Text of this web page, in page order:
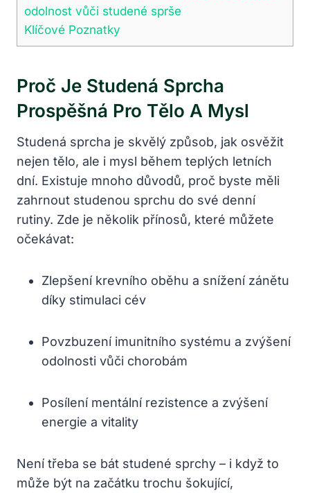
odolnost vůči studené sprše
Klíčové Poznatky
Proč Je Studená Sprcha
Prospěšná Pro Tělo A Mysl
Studená sprcha je skvělý způsob, jak osvěžit
nejen tělo, ale i mysl během teplých letních
dní. Existuje mnoho důvodů, proč byste měli
zahrnout studenou sprchu do své denní
rutiny. Zde je několik přínosů, které můžete
očekávat:
Zlepšení krevního oběhu a snížení zánětu
díky stimulaci cév
Povzbuzení imunitního systému a zvýšení
odolnosti vůči chorobám
Posílení mentální rezistence a zvýšení
energie a vitality
Není třeba se bát studené sprchy – i když to
může být na začátku trochu šokující,